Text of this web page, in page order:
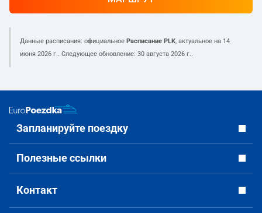
Данные расписания: официальное Расписание PLK, актуальное на 14
июня 2026 г.. Следующее обновление: 30 августа 2026 г..
Запланируйте поездку
Полезные ссылки
Контакт